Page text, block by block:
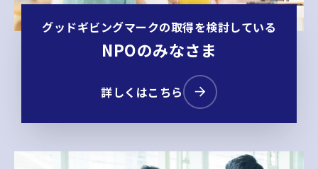
グッドギビングマークの取得を検討している
NPOのみなさま
詳しくはこちら